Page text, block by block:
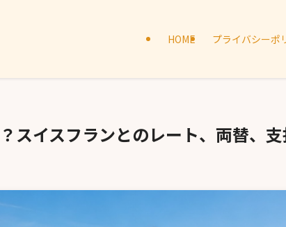
HOME プライバシーポ
スイスフランとのレート、両替、